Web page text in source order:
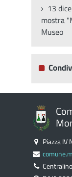
13
mostra
Museo
Piazza IV
Centralino